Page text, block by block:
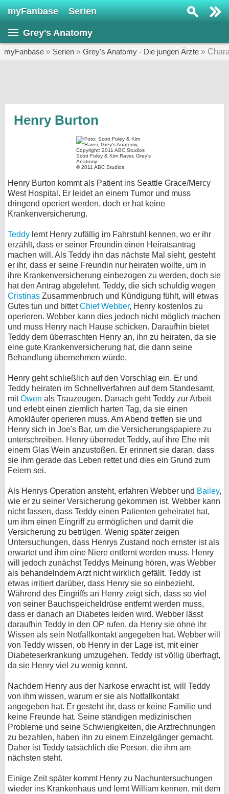
myFanbase Serien
Grey's Anatomy
myFanbase » Serien » Grey's Anatomy - Die jungen Ärzte »
Henry Burton
Scott Foley & Kim Raver, Grey's
Anatomy
© 2011 ABC Studios
Henry Burton kommt als Patient ins Seattle Grace/Mercy
West Hospital. Er leidet an einem Tumor und muss
dringend operiert werden, doch er hat keine
Krankenversicherung.
Teddy lernt Henry zufällig im Fahrstuhl kennen, wo er ihr
erzählt, dass er seiner Freundin einen Heiratsantrag
machen will. Als Teddy ihn das nächste Mal sieht, gesteht
er ihr, dass er seine Freundin nur heiraten wollte, um in
ihre Krankenversicherung einbezogen zu werden, doch sie
hat den Antrag abgelehnt. Teddy, die sich schuldig wegen
Cristinas Zusammenbruch und Kündigung fühlt, will etwas
Gutes tun und bittetChief Webber, Henry kostenlos zu
operieren. Webber kann dies jedoch nicht möglich machen
und muss Henry nach Hause schicken. Daraufhin bietet
Teddy dem überraschten Henry an, ihn zu heiraten, da sie
eine gute Krankenversicherung hat, die dann seine
Behandlung übernehmen würde.
Henry geht schließlich auf den Vorschlag ein. Er und
Teddy heiraten im Schnellverfahren auf dem Standesamt,
mitOwen als Trauzeugen. Danach geht Teddy zur Arbeit
und erlebt einen ziemlich harten Tag, da sie einen
Amokläufer operieren muss. Am Abend treffen sie und
Henry sich in Joe's Bar, um die Versicherungspapiere zu
unterschreiben. Henry überredet Teddy, auf ihre Ehe mit
einem Glas Wein anzustoßen. Er erinnert sie daran, dass
sie ihm gerade das Leben rettet und dies ein Grund zum
Feiern sei.
Als Henrys Operation ansteht, erfahren Webber und Bailey,
wie er zu seiner Versicherung gekommen ist. Webber kann
nicht fassen, dass Teddy einen Patienten geheiratet hat,
um ihm einen Eingriff zu ermöglichen und damit die
Versicherung zu betrügen. Wenig später zeigen
Untersuchungen, dass Henrys Zustand noch ernster ist als
erwartet und ihm eine Niere entfernt werden muss. Henry
will jedoch zunächst Teddys Meinung hören, was Webber
als behandelndem Arzt nicht wirklich gefällt. Teddy ist
etwas irritiert darüber, dass Henry sie so einbezieht.
Während des Eingriffs an Henry zeigt sich, dass so viel
von seiner Bauchspeicheldrüse entfernt werden muss,
dass er danach an Diabetes leiden wird. Webber lässt
daraufhin Teddy in den OP rufen, da Henry sie ohne ihr
Wissen als sein Notfallkontakt angegeben hat. Webber will
von Teddy wissen, ob Henry in der Lage ist, mit einer
Diabeteserkrankung umzugehen. Teddy ist völlig überfragt,
da sie Henry viel zu wenig kennt.
Nachdem Henry aus der Narkose erwacht ist, will Teddy
von ihm wissen, warum er sie als Notfallkontakt
angegeben hat. Er gesteht ihr, dass er keine Familie und
keine Freunde hat. Seine ständigen medizinischen
Probleme und seine Schwierigkeiten, die Arztrechnungen
zu bezahlen, haben ihn zu einem Einzelgänger gemacht.
Daher ist Teddy tatsächlich die Person, die ihm am
nächsten steht.
Einige Zeit später kommt Henry zu Nachuntersuchungen
wieder ins Krankenhaus und lernt William kennen, mit dem
SERIEN
KULTUR
Specials
SERVICE
Gewinnspiele
bei X
bei Facebook
Kontakt
Nutzungsbedingungen
Datenschutz
Impressum
Desktop-Ansicht
myFanbase